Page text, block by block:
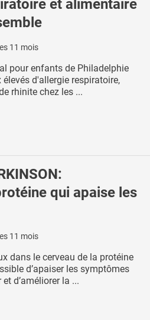
et alimentaire
11 mois
pour enfants de Philadelphie
d'allergie respiratoire,
rhinite chez les ...
qui apaise les
11 mois
dans le cerveau de la protéine
d’apaiser les symptômes
d’améliorer la ...